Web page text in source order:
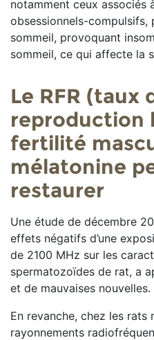
notamment ceux associés
obsessionnels-
sommeil, provoquant
sommeil, ce qui affecte la
Le RFR (taux
reproduction
fertilité
mélatonine
restaurer
Une étude de décembre
effets négatifs d’une
de 2100 MHz sur les
spermatozoïdes de rat, a
et de mauvaises nouvelles.
En revanche, chez les rats
rayonnements